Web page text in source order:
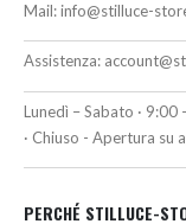
Mail:info@stilluce-
Assistenza:
Lunedì – Sabato ·
· Chiuso - Apertura su
PERCHÉ STILLUCE-